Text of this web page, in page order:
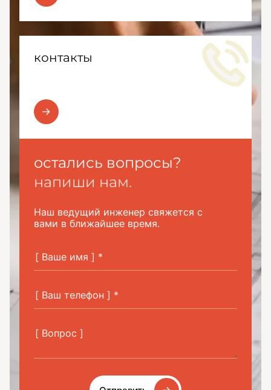
контакты
остались вопросы?
напиши нам.
Наш ведущий инженер свяжется с
вами в ближайшее время.